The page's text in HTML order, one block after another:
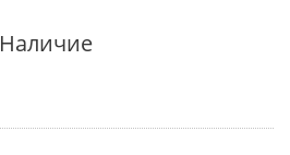
Наличие